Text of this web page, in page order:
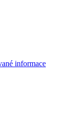
informace